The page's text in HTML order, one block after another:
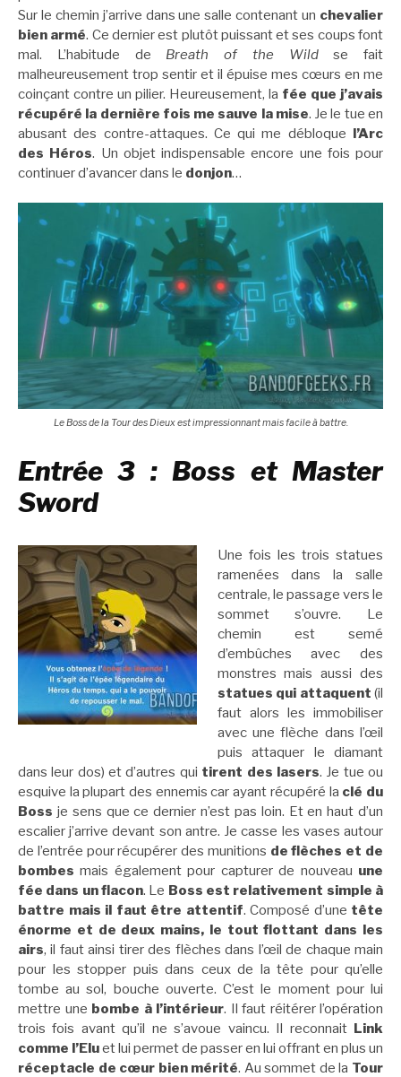
Sur le chemin j’arrive dans une salle contenant un chevalier
bien armé. Ce dernier est plutôt puissant et ses coups font
mal. L’habitude de Breath of the Wildse fait
malheureusement trop sentir et il épuise mes cœurs en me
coinçant contre un pilier. Heureusement, la fée que j’avais
récupéré la dernière fois me sauve la mise. Je le tue en
abusant des contre-attaques. Ce qui me débloque l’Arc
des Héros. Un objet indispensable encore une fois pour
continuer d’avancer dans le donjon…
Le Boss de la Tour des Dieux est impressionnant mais facile à battre.
Entrée 3 : Boss et Master
Sword
Une fois les trois statues
ramenées dans la salle
centrale, le passage vers le
sommet s’ouvre. Le
chemin est semé
d’embûches avec des
monstres mais aussi des
statues qui attaquent (il
faut alors les immobiliser
avec une flèche dans l’œil
puis attaquer le diamant
dans leur dos) et d’autres qui tirent des lasers. Je tue ou
esquive la plupart des ennemis car ayant récupéré la clé du
Boss je sens que ce dernier n’est pas loin. Et en haut d’un
escalier j’arrive devant son antre. Je casse les vases autour
de l’entrée pour récupérer des munitions de flèches et de
bombes mais également pour capturer de nouveau une
fée dans un flacon. Le Boss est relativement simple à
battre mais il faut être attentif. Composé d’une tête
énorme et de deux mains, le tout flottant dans les
airs, il faut ainsi tirer des flèches dans l’œil de chaque main
pour les stopper puis dans ceux de la tête pour qu’elle
tombe au sol, bouche ouverte. C’est le moment pour lui
mettre une bombe à l’intérieur. Il faut réitérer l’opération
trois fois avant qu’il ne s’avoue vaincu. Il reconnait Link
comme l’Eluet lui permet de passer en lui offrant en plus un
réceptacle de cœur bien mérité. Au sommet de la Tour